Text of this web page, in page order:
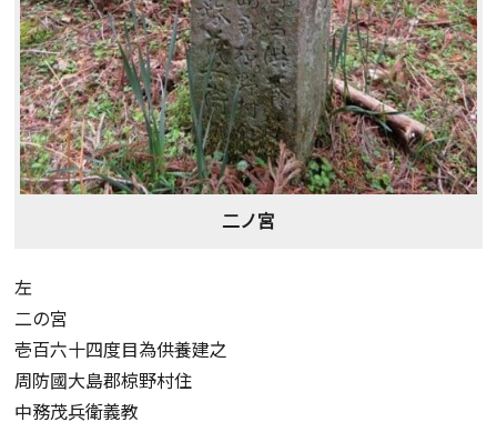
二ノ宮
左
二の宮
壱百六十四度目為供養建之
周防國大島郡椋野村住
中務茂兵衛義教